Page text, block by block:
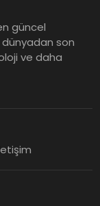
güncel
dünyadan son
ve daha